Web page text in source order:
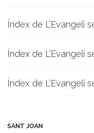
Índex de L’Evangeli
Índex de L’Evangeli
Índex de L’Evangeli
SANT JOAN